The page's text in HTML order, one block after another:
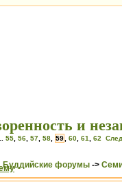
и
55 56 57 58 59 60 61 62 След.
Буддийские форумы ->